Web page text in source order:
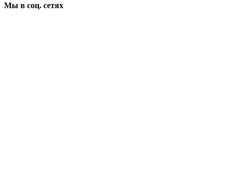
Мы в соц. сетях